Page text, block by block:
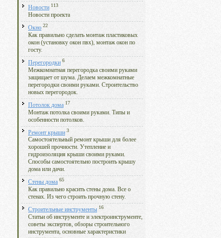
Новости 113
Новости проекта
Окно 22
Как правильно сделать монтаж пластиковых
окон (установку окон пвх), монтаж окон по
госту.
Перегородки 6
Межкомнатная перегородка своими руками
защищает от шума. Делаем межкомнатные
перегородки своими руками. Строительство
новых перегородок.
Потолок дома 17
Монтаж потолка своими руками. Типы и
особенности потолков.
Ремонт крыши 3
Самостоятельный ремонт крыши для более
хорошей прочности. Утепление и
гидроизоляция крыши своими руками.
Способы самостоятельно построить крышу
дома или дачи.
Стены дома 65
Как правильно красить стены дома. Все о
стенах. Из чего строить прочную стену.
Строительные инструменты 16
Статьи об инструменте и электроинструменте,
советы экспертов, обзоры строительного
инструмента, основные характеристики